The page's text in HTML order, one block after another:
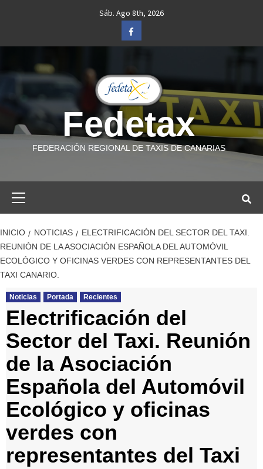
Sáb. Ago 8th, 2026
Facebook
Fedetax
FEDERACIÓN REGIONAL DE TAXIS DE CANARIAS
INICIO NOTICIAS
ELECTRIFICACIÓN DEL SECTOR DEL TAXI.
REUNIÓN DE LA ASOCIACIÓN ESPAÑOLA DEL AUTOMÓVIL
ECOLÓGICO Y OFICINAS VERDES CON REPRESENTANTES DEL
TAXI CANARIO.
Noticias Portada Recientes
Electrificación del
Sector del Taxi. Reunión
de la Asociación
Española del Automóvil
Ecológico y oficinas
verdes con
representantes del Taxi